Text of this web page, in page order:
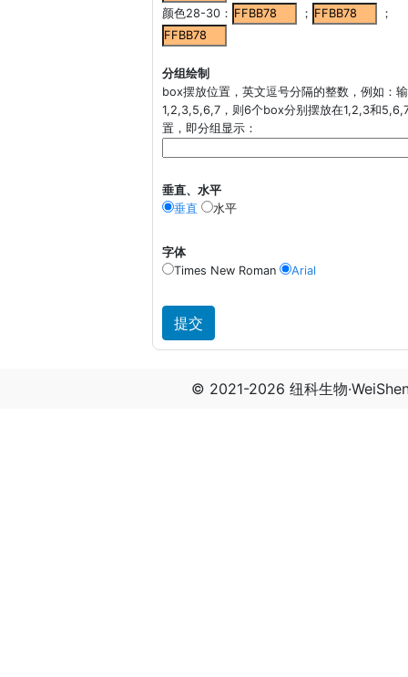
颜色28-30： ； ；
分组绘制
box摆放位置，英文逗号分隔的整数，例如：
1,2,3,5,6,7，则6个box分别摆放在1,2,3和
置，即分组显示：
垂直、水平
垂直
水平
字体
Times New Roman
Arial
© 2021-2026 纽科生物